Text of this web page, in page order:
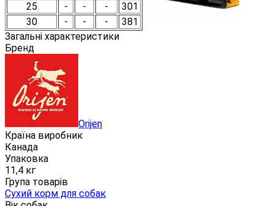
25
- - -
301
30
- - -
381
Загальні характеристики
Бренд
Orijen
Країна виробник
Канада
Упаковка
11,4 кг
Група товарів
Сухий корм для собак